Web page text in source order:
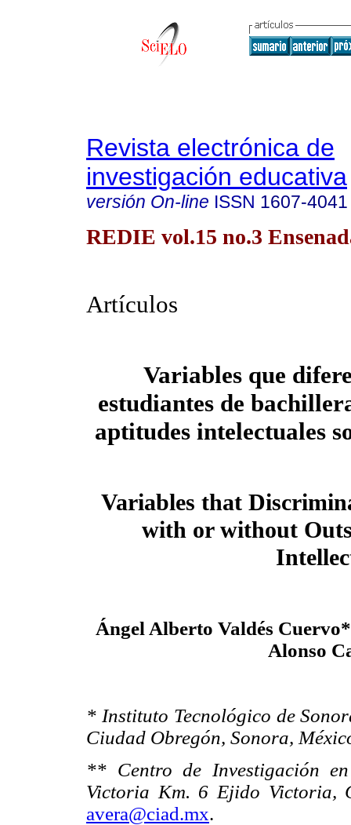
Revista electrónica de
investigación educativa
versión On-line ISSN 1607-4041
REDIE vol.15 no.3
Artículos
Variables que
estudiantes de
aptitudes intelectuales
Variables that
with or without
Ángel Alberto Valdés
Alonso
* Instituto Tecnológico de
Ciudad Obregón, Sonora,
** Centro de Investigación
Victoria Km. 6 Ejido Victoria,
avera@ciad.mx.